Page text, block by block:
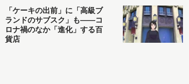
「ケーキの出前」に「高級ブ
ランドのサブスク」も――コ
ロナ禍のなか「進化」する百
貨店